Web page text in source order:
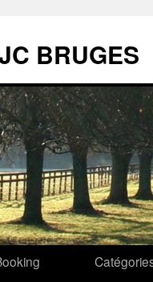
BRUGES